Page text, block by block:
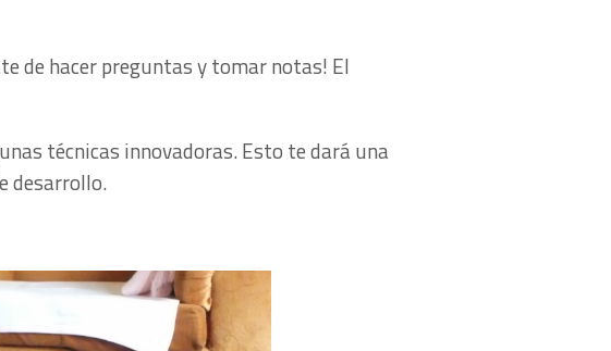
de hacer preguntas y tomar notas! El
técnicas innovadoras. Esto te dará una
desarrollo.